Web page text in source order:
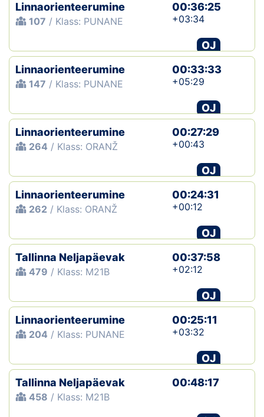
Linnaorienteerumine
107 / Klass: PUNANE
00:36:25
+03:34
OJ
Linnaorienteerumine
147 / Klass: PUNANE
00:33:33
+05:29
OJ
Linnaorienteerumine
264 / Klass: ORANŽ
00:27:29
+00:43
OJ
Linnaorienteerumine
262 / Klass: ORANŽ
00:24:31
+00:12
OJ
Tallinna Neljapäevak
479 / Klass: M21B
00:37:58
+02:12
OJ
Linnaorienteerumine
204 / Klass: PUNANE
00:25:11
+03:32
OJ
Tallinna Neljapäevak
458 / Klass: M21B
00:48:17